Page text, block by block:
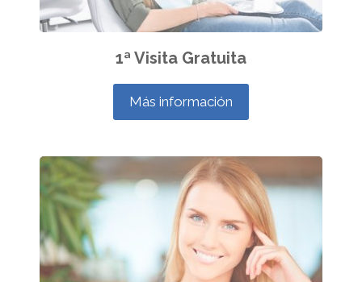
1ª Visita Gratuita
Más información